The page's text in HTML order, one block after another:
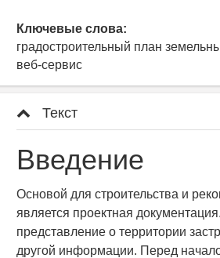
Ключевые слова:
градостроительный план
веб-сервис
Текст
Введение
Основой для строительства и
является проектная
представление о территории
другой информации. Перед